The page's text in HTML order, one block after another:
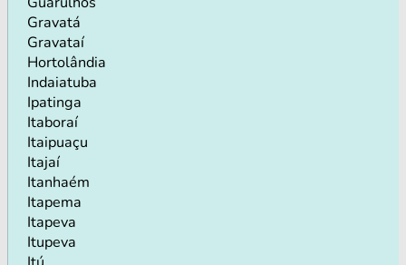
Gravatá
Gravataí
Hortolândia
Indaiatuba
Ipatinga
Itaboraí
Itaipuaçu
Itajaí
Itanhaém
Itapema
Itapeva
Itupeva